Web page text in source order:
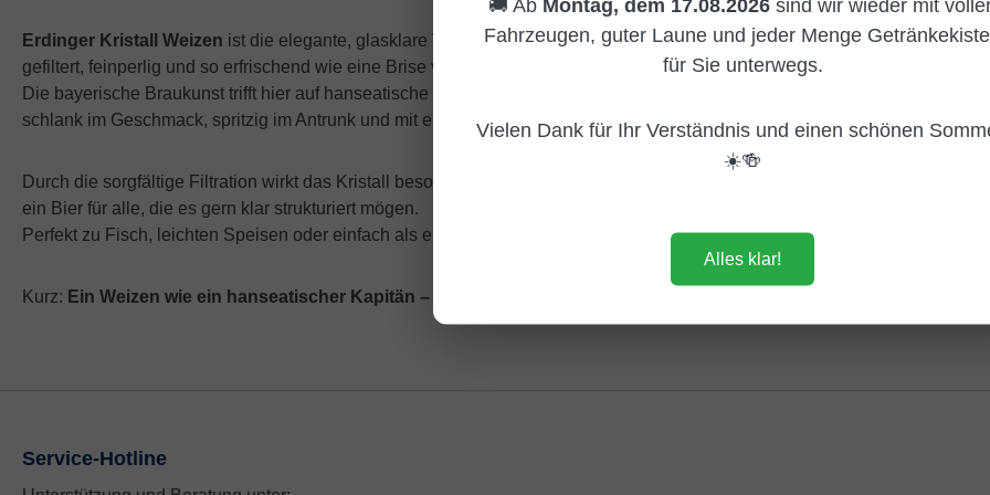
Erdinger Kristall Weizen ist die elegante, glasklare Variante des klassischen Weißbiers –
gefiltert, feinperlig und so erfrischend wie eine Brise vom Hafen.
Die bayerische Braukunst trifft hier auf hanseatische Klarheit:
schlank im Geschmack, spritzig im Antrunk und mit einer feinen, zurückhaltenden Weizennote, die nicht aufdringlich wird.
Durch die sorgfältige Filtration wirkt das Kristall besonders leicht und sauber –
ein Bier für alle, die es gern klar strukturiert mögen.
Perfekt zu Fisch, leichten Speisen oder einfach als ehrliches Feierabendbier nach ’nem langen Tag im Norden.
Kurz: Ein Weizen wie ein hanseatischer Kapitän – klar, zuverlässig und immer geradeaus.
Service-Hotline
🚚 Ab Montag, dem 17.08.2026 sind wir wieder mit
Fahrzeugen, guter Laune und jeder Menge
für Sie unterwegs.
Vielen Dank für Ihr Verständnis und einen schönen
☀️🍻
Alles klar!